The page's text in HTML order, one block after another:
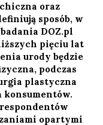
oraz
sposób, w
DOZ.pl
pięciu lat
urody będzie
podczas
plastyczna
konsumentów.
opartymi